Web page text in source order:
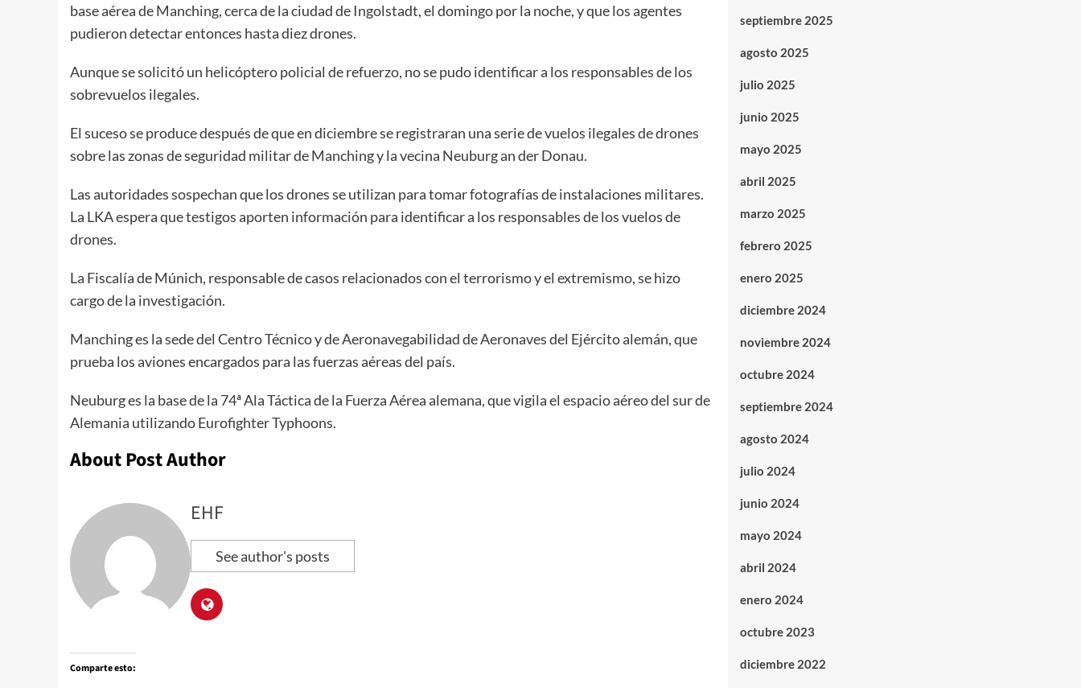
base aérea de Manching, cerca de la ciudad de Ingolstadt, el domingo por la noche, y que los agentes
pudieron detectar entonces hasta diez drones.
Aunque se solicitó un helicóptero policial de refuerzo, no se pudo identificar a los responsables de los
sobrevuelos ilegales.
El suceso se produce después de que en diciembre se registraran una serie de vuelos ilegales de drones
sobre las zonas de seguridad militar de Manching y la vecina Neuburg an der Donau.
Las autoridades sospechan que los drones se utilizan para tomar fotografías de instalaciones militares.
La LKA espera que testigos aporten información para identificar a los responsables de los vuelos de
drones.
La Fiscalía de Múnich, responsable de casos relacionados con el terrorismo y el extremismo, se hizo
cargo de la investigación.
Manching es la sede del Centro Técnico y de Aeronavegabilidad de Aeronaves del Ejército alemán, que
prueba los aviones encargados para las fuerzas aéreas del país.
Neuburg es la base de la 74ª Ala Táctica de la Fuerza Aérea alemana, que vigila el espacio aéreo del sur de
Alemania utilizando Eurofighter Typhoons.
About Post Author
EHF
See author's posts
Comparte esto:
septiembre 2025
agosto 2025
julio 2025
junio 2025
mayo 2025
abril 2025
marzo 2025
febrero 2025
enero 2025
diciembre 2024
noviembre 2024
octubre 2024
septiembre 2024
agosto 2024
julio 2024
junio 2024
mayo 2024
abril 2024
enero 2024
octubre 2023
diciembre 2022